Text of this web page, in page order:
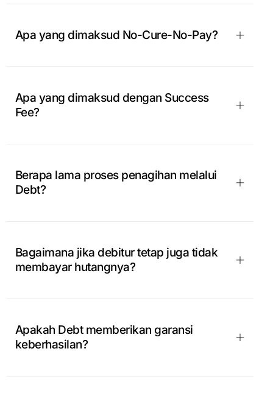
Apa yang dimaksud No-Cure-No-Pay?
Apa yang dimaksud dengan Success
Fee?
Berapa lama proses penagihan melalui
Debt?
Bagaimana jika debitur tetap juga tidak
membayar hutangnya?
Apakah Debt memberikan garansi
keberhasilan?